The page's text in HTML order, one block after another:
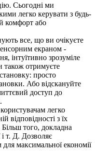
Сьогодні ми
легко керувати з будь-
комфорт або
все, що ви очікуєте
екраном -
інтуїтивно зрозуміле
також отримуєте
просто
Або відскануйте
доступ до
легко
відповідності з їх
того, докладна
т. Д. Дозволяє
максимальної економії